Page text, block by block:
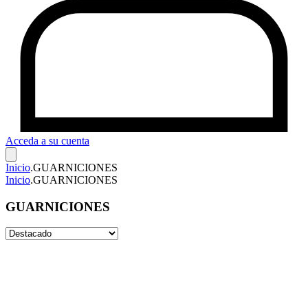
Acceda a su cuenta
Inicio.GUARNICIONES
Inicio.GUARNICIONES
GUARNICIONES